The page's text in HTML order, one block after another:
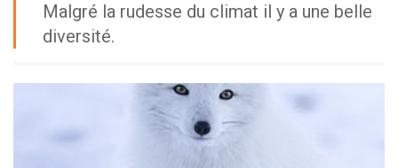
Malgré la rudesse du climat il y a une belle
diversité.